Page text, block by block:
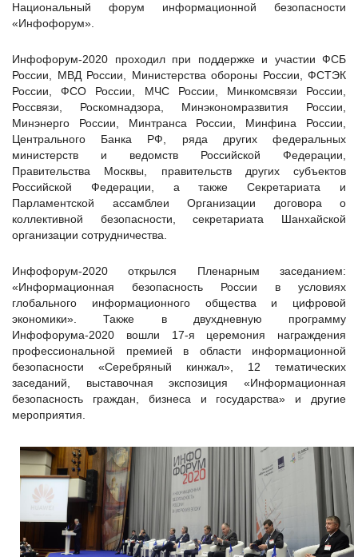
Национальный форум информационной безопасности
«Инфофорум».
Инфофорум-2020 проходил при поддержке и участии ФСБ
России, МВД России, Министерства обороны России, ФСТЭК
России, ФСО России, МЧС России, Минкомсвязи России,
Россвязи, Роскомнадзора, Минэкономразвития России,
Минэнерго России, Минтранса России, Минфина России,
Центрального Банка РФ, ряда других федеральных
министерств и ведомств Российской Федерации,
Правительства Москвы, правительств других субъектов
Российской Федерации, а также Секретариата и
Парламентской ассамблеи Организации договора о
коллективной безопасности, секретариата Шанхайской
организации сотрудничества.
Инфофорум-2020 открылся Пленарным заседанием:
«Информационная безопасность России в условиях
глобального информационного общества и цифровой
экономики». Также в двухдневную программу
Инфофорума-2020 вошли 17-я церемония награждения
профессиональной премией в области информационной
безопасности «Серебряный кинжал», 12 тематических
заседаний, выставочная экспозиция «Информационная
безопасность граждан, бизнеса и государства» и другие
мероприятия.